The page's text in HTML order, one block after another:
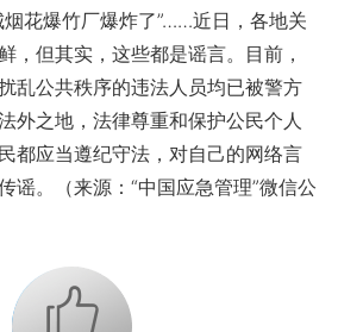
烟花爆竹厂爆炸了”……近日，各地关
，但其实，这些都是谣言。目前，
乱公共秩序的违法人员均已被警方
外之地，法律尊重和保护公民个人
都应当遵纪守法，对自己的网络言
谣。（来源：“中国应急管理”微信公
+1